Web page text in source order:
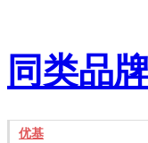
同类品
优基